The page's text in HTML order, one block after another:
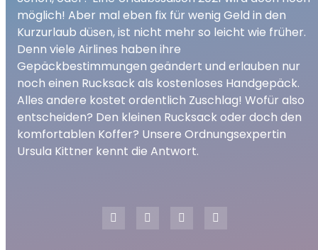
00:00 03:52
möglich! Aber mal eben fix für wenig Geld in den
Kurzurlaub düsen, ist nicht mehr so leicht wie früher.
Denn viele Airlines haben ihre
Gepäckbestimmungen geändert und erlauben nur
noch einen Rucksack als kostenloses Handgepäck.
Alles andere kostet ordentlich Zuschlag! Wofür also
entscheiden? Den kleinen Rucksack oder doch den
komfortablen Koffer? Unsere Ordnungsexpertin
Ursula Kittner kennt die Antwort.